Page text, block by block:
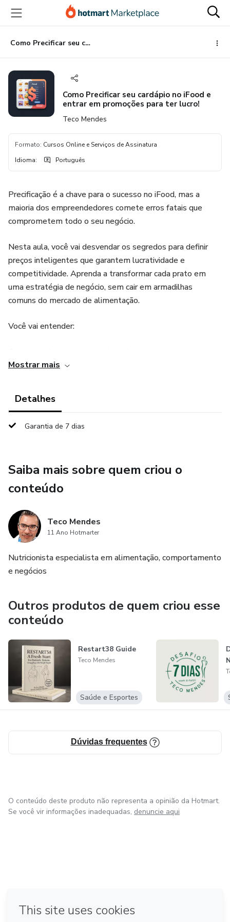
para
conteúdo
principal
para
pagamento
para
rodapé
Como Precificar seu cardápio no iFood e entrar em promoções para ter lucro!
Como Precificar seu cardápio no iFood e
entrar em promoções para ter lucro!
Teco Mendes
Formato: Cursos Online e Serviços de Assinatura
Idioma: Português
Precificação é a chave para o sucesso no iFood, mas a
maioria dos empreendedores comete erros fatais que
comprometem todo o seu negócio.
Nesta aula, você vai desvendar os segredos para definir
preços inteligentes que garantem lucratividade e
competitividade. Aprenda a transformar cada prato em
uma estratégia de negócio, sem cair em armadilhas
comuns do mercado de alimentação.
Você vai entender:
Técnicas para aumentar suas vendas na plataforma
Como estabelecer preços que protegem seu negócio
Resultados que você pode alcançar:
Decisões mais assertivas sobre seus preços
Potencial de aumento de lucros
Esta aula oferece conhecimento direto para quem quer
resultados concretos no mercado de alimentação digital.
Transforme sua gestão, maximize seus lucros e conquiste
seu espaço no iFood!
Mostrar mais
Detalhes
Garantia de 7 dias
Saiba mais sobre quem criou o
conteúdo
Teco Mendes
11 Ano Hotmarter
Nutricionista especialista em alimentação, comportamento
e negócios
Outros produtos de quem criou esse
conteúdo
Restart38 Guide
Teco Mendes
Saúde e Esportes
Dúvidas frequentes
O conteúdo deste produto não representa a opinião da Hotmart.
Se você vir informações inadequadas, denuncie aqui
Feito com ❤ em Bogotá